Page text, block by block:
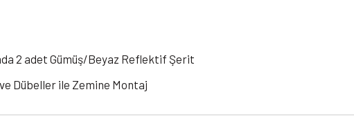
2 adet Gümüş/Beyaz Reflektif Şerit
Dübeller ile Zemine Montaj